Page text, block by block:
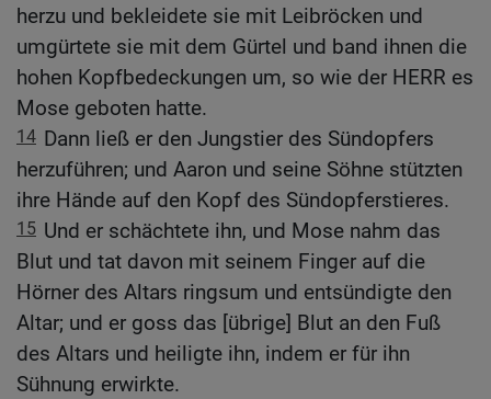
herzu und bekleidete sie mit Leibröcken und
umgürtete sie mit dem Gürtel und band ihnen die
hohen Kopfbedeckungen um, so wie der HERR es
Mose geboten hatte.
14 Dann ließ er den Jungstier des Sündopfers
herzuführen; und Aaron und seine Söhne stützten
ihre Hände auf den Kopf des Sündopferstieres.
15 Und er schächtete ihn, und Mose nahm das
Blut und tat davon mit seinem Finger auf die
Hörner des Altars ringsum und entsündigte den
Altar; und er goss das [übrige] Blut an den Fuß
des Altars und heiligte ihn, indem er für ihn
Sühnung erwirkte.